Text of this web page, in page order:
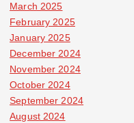
March 2025
February 2025
January 2025
December 2024
November 2024
October 2024
September 2024
August 2024